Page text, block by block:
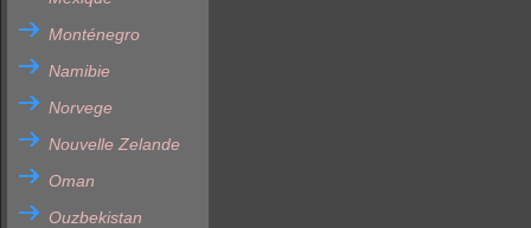
Monténegro
Namibie
Norvege
Nouvelle Zelande
Oman
Ouzbekistan